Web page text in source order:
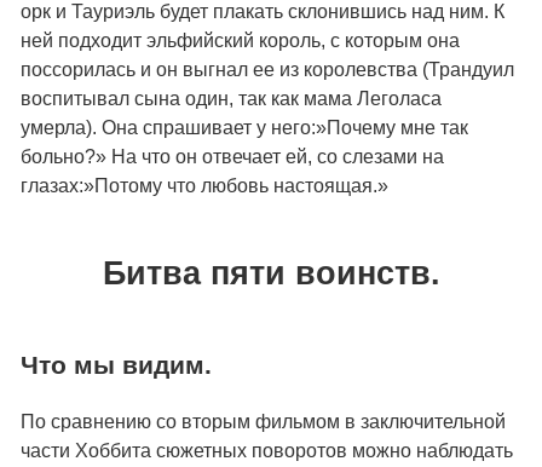
орк и Тауриэль будет плакать склонившись над ним. К
ней подходит эльфийский король, с которым она
поссорилась и он выгнал ее из королевства (Трандуил
воспитывал сына один, так как мама Леголаса
умерла). Она спрашивает у него:»Почему мне так
больно?» На что он отвечает ей, со слезами на
глазах:»Потому что любовь настоящая.»
Битва пяти воинств.
Что мы видим.
По сравнению со вторым фильмом в заключительной
части Хоббита сюжетных поворотов можно наблюдать